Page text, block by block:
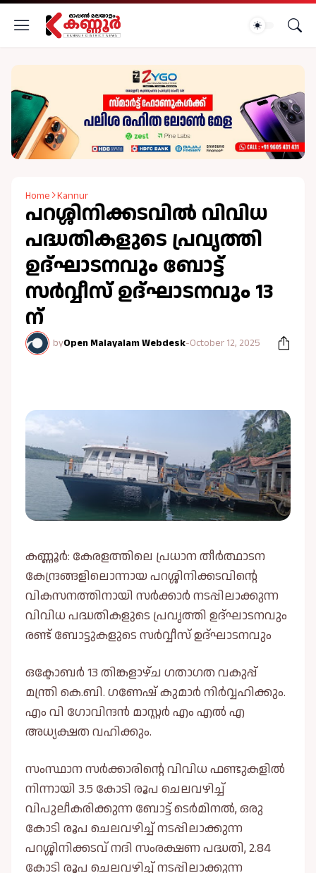
Home Kannur
പറശ്ശിനിക്കടവിൽ വിവിധ
പദ്ധതികളുടെ പ്രവൃത്തി
ഉദ്ഘാടനവും ബോട്ട്
സർവ്വീസ് ഉദ്ഘാടനവും 13
ന്
byOpen Malayalam Webdesk-October 12, 2025
കണ്ണൂർ: കേരളത്തിലെ പ്രധാന തീർത്ഥാടന
കേന്ദ്രങ്ങളിലൊന്നായ പറശ്ശിനിക്കടവിൻ്റെ
വികസനത്തിനായി സർക്കാർ നടപ്പിലാക്കുന്ന
വിവിധ പദ്ധതികളുടെ പ്രവൃത്തി ഉദ്ഘാടനവും
രണ്ട് ബോട്ടുകളുടെ സർവ്വീസ് ഉദ്ഘാടനവും
ഒക്ടോബർ 13 തിങ്കളാഴ്ച ഗതാഗത വകുപ്പ്
മന്ത്രി കെ.ബി. ഗണേഷ് കുമാർ നിർവ്വഹിക്കും.
എം വി ഗോവിന്ദൻ മാസ്റ്റർ എം എൽ എ
അധ്യക്ഷത വഹിക്കും.
സംസ്ഥാന സർക്കാരിന്റെ വിവിധ ഫണ്ടുകളിൽ
നിന്നായി 3.5 കോടി രൂപ ചെലവഴിച്ച്
വിപുലീകരിക്കുന്ന ബോട്ട് ടെർമിനൽ, ഒരു
കോടി രൂപ ചെലവഴിച്ച് നടപ്പിലാക്കുന്ന
പറശ്ശിനിക്കടവ് നദി സംരക്ഷണ പദ്ധതി, 2.84
കോടി രൂപ ചെലവഴിച്ച് നടപ്പിലാക്കുന്ന